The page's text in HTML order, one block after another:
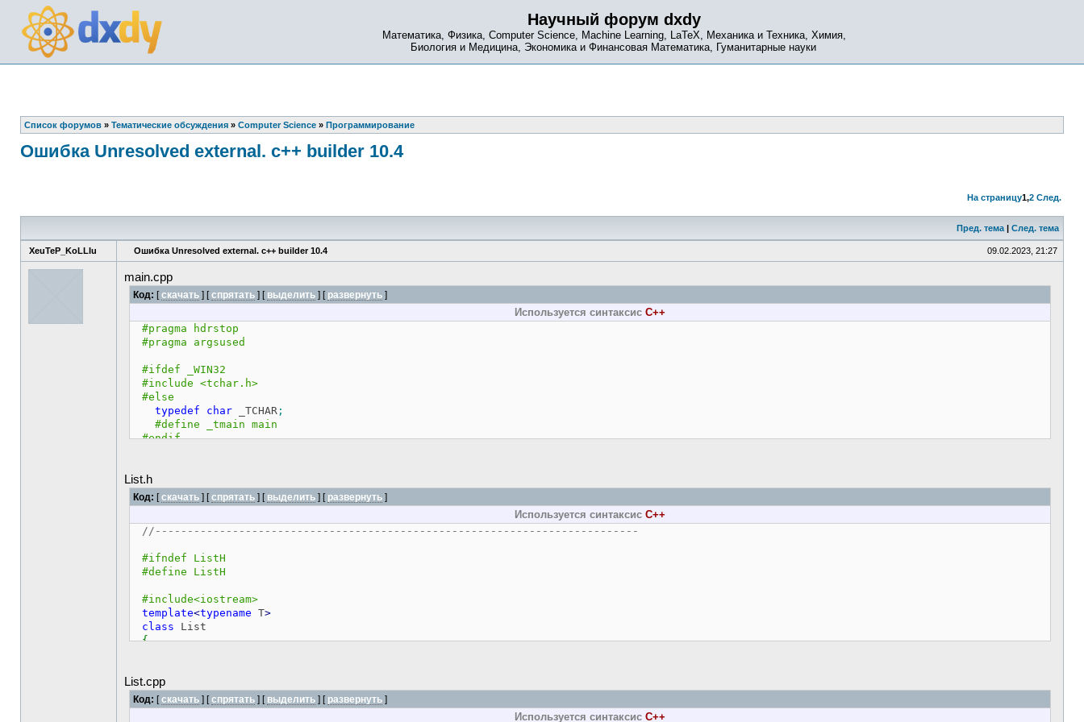
Научный форум dxdy
Математика, Физика, Computer Science, Machine Learning, LaTeX, Механика и Техника, Химия,
Биология и Медицина, Экономика и Финансовая Математика, Гуманитарные науки
Список форумов » Тематические обсуждения » Computer Science » Программирование
Ошибка Unresolved external. c++ builder 10.4
На страницу1,2 След.
Пред. тема | След. тема
XeuTeP_KoLLIu Ошибка Unresolved external. c++ builder 10.4 09.02.2023, 21:27
main.cpp
Код: [скачать] [спрятать][ выделить][ развернуть]
Используется синтаксис C++
#pragma hdrstop
#pragma argsused
#ifdef _WIN32
#include <tchar.h>
#else
typedef
char_TCHAR;
#define _tmain main
#endif
#include <iostream>
#include <conio.h>
#include "List.h"
int_tmain(intargc, _TCHAR*argv[])
{
getch
}
List.h
Код: [скачать] [спрятать][ выделить][ развернуть]
Используется синтаксис C++
//---------------------------------------------------------------------------
#ifndef ListH
#define ListH
#include<iostream>
template<typename T>
class List
{
public:
_Node*m_next; //Указатель на следующий эл-т
List.cpp
Код: [скачать] [спрятать][ выделить][ развернуть]
Используется синтаксис C++